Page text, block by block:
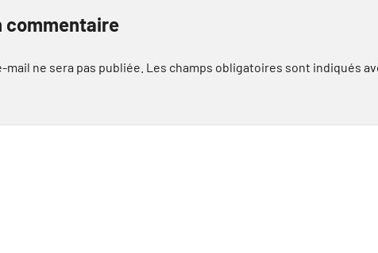
commentaire
mail ne sera pas publiée. Les champs obligatoires sont indiqués